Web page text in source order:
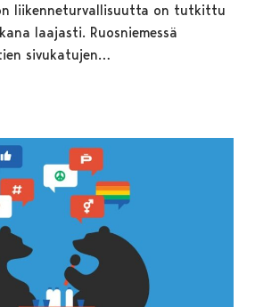
liikenneturvallisuutta on tutkittu
laajasti. Ruosniemessä
sivukatujen…